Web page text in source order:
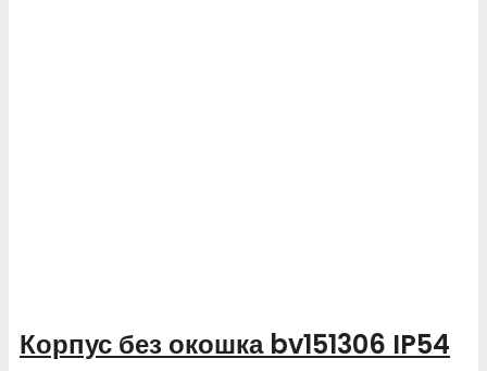
Корпус без окошка bv151306 IP54